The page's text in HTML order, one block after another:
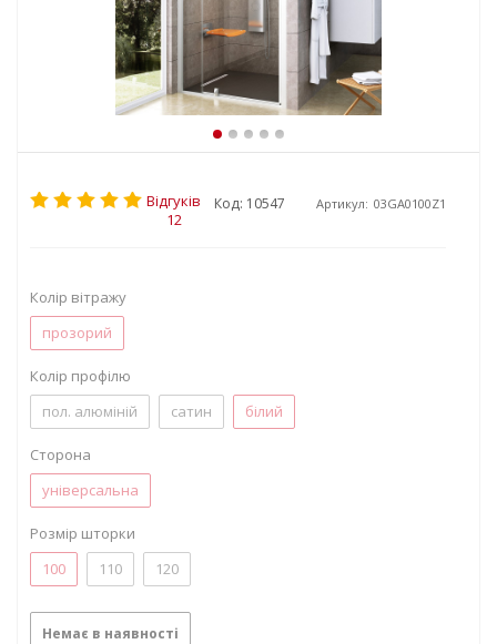
Відгуків
12
Код: 10547 Артикул: 03GA0100Z1
Колір вітражу
прозорий
Колір профілю
пол. алюміній
сатин білий
Сторона
універсальна
Розмір шторки
100
110 120
Немає в наявності